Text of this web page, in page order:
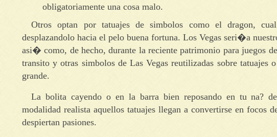
obligatoriamente una cosa malo.
Otros optan por tatuajes de simbolos como el dragon,
desplazandolo hacia el pelo buena fortuna. Los Vegas seri�a
asi� como, de hecho, durante la reciente patrimonio para juegos
transito y otras simbolos de Las Vegas reutilizadas sobre
grande.
La bolita cayendo o en la barra bien reposando en tu na?
modalidad realista aquellos tatuajes llegan a convertirse en focos
despiertan pasiones.